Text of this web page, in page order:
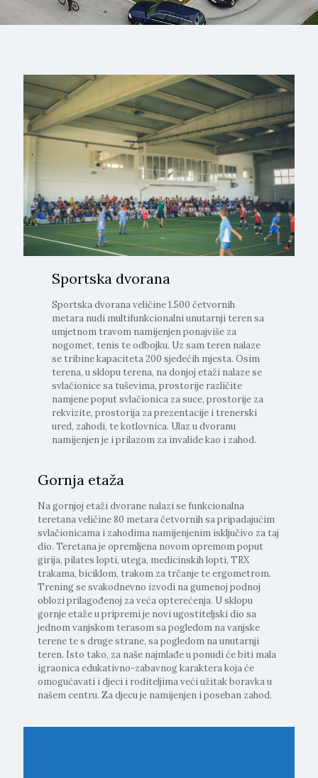
Sportska dvorana
Sportska dvorana veličine 1.500 četvornih
metara nudi multifunkcionalni unutarnji teren sa
umjetnom travom namijenjen ponajviše za
nogomet, tenis te odbojku. Uz sam teren nalaze
se tribine kapaciteta 200 sjedećih mjesta. Osim
terena, u sklopu terena, na donjoj etaži nalaze se
svlačionice sa tuševima, prostorije različite
namjene poput svlačionica za suce, prostorije za
rekvizite, prostorija za prezentacije i trenerski
ured, zahodi, te kotlovnica. Ulaz u dvoranu
namijenjen je i prilazom za invalide kao i zahod.
Gornja etaža
Na gornjoj etaži dvorane nalazi se funkcionalna
teretana veličine 80 metara četvornih sa pripadajućim
svlačionicama i zahodima namijenjenim isključivo za taj
dio. Teretana je opremljena novom opremom poput
girija, pilates lopti, utega, medicinskih lopti, TRX
trakama, biciklom, trakom za trčanje te ergometrom.
Trening se svakodnevno izvodi na gumenoj podnoj
oblozi prilagođenoj za veća opterećenja. U sklopu
gornje etaže u pripremi je novi ugostiteljski dio sa
jednom vanjskom terasom sa pogledom na vanjske
terene te s druge strane, sa pogledom na unutarnji
teren. Isto tako, za naše najmlađe u ponudi će biti mala
igraonica edukativno-zabavnog karaktera koja će
omogućavati i djeci i roditeljima veći užitak boravka u
našem centru. Za djecu je namijenjen i poseban zahod.